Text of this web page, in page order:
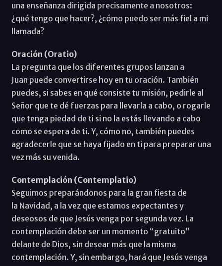
una enseñanza dirigida precisamente a nosotros:
¿qué tengo que hacer?, ¿cómo puedo ser más fiel a mi
llamada?
Oración (Oratio)
La pregunta que los diferentes grupos lanzan a
Juan puede convertirse hoy en tu oración. También
puedes, si sabes en qué consiste tu misión, pedirle al
Señor que te dé fuerzas para llevarla a cabo, o rogarle
que tenga piedad de ti si no la estás llevando a cabo
como se espera de ti. Y, cómo no, también puedes
agradecerle que se haya fijado en ti para preparar una
vez más su venida.
Contemplación (Contemplatio)
Seguimos preparándonos para la gran fiesta de
la Navidad, a la vez que estamos expectantes y
deseosos de que Jesús venga por segunda vez. La
contemplación debe ser un momento “gratuito”
delante de Dios, sin desear más que la misma
contemplación. Y, sin embargo, hará que Jesús venga